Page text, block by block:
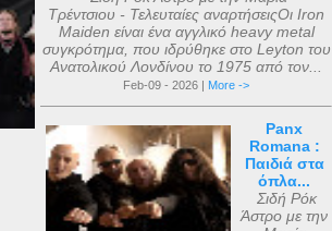
Τρέντσιου - Τελευταίες αναρτήσειςΟι Iron
Maiden είναι ένα αγγλικό heavy metal
συγκρότημα, που ιδρύθηκε στο Leyton του
Ανατολικού Λονδίνου το 1975 από τον...
Feb-09 - 2026 | More ->
Panx
Romana :
Παιδιά στα
όπλα...
Σιδή Ρόκ
Άστρο με την